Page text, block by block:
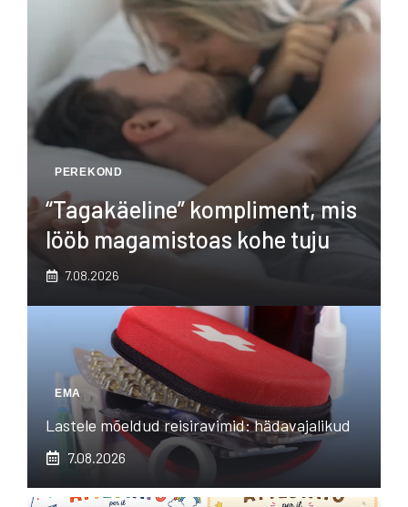
PEREKOND
“Tagakäeline” kompliment, mis
lööb magamistoas kohe tuju
7.08.2026
EMA
Lastele mõeldud reisiravimid: hädavajalikud
7.08.2026